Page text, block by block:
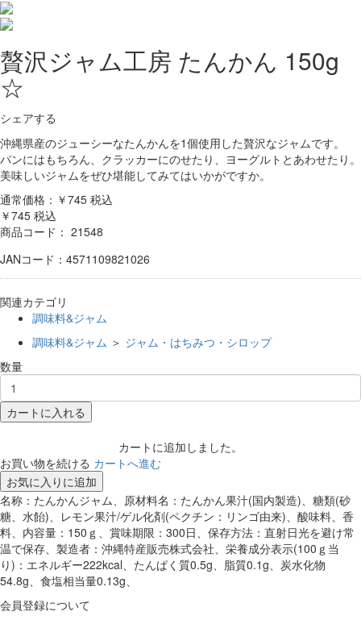
贅沢ジャム工房 たんかん 150g
☆
シェアする
沖縄県産のジューシーなたんかんを1個使用した贅沢なジャムです。
パンにはもちろん、クラッカーにのせたり、ヨーグルトとあわせたり。
美味しいジャムをぜひ堪能してみてはいかがですか。
通常価格：￥745 税込
￥745 税込
商品コード： 21548
JANコード：4571109821026
関連カテゴリ
調味料&ジャム
調味料&ジャム ＞ ジャム・はちみつ・シロップ
数量
カートに入れる
カートに追加しました。
お買い物を続ける カートへ進む
お気に入りに追加
名称：たんかんジャム、原材料名：たんかん果汁(国内製造)、糖類(砂
糖、水飴)、レモン果汁/ゲル化剤(ペクチン：リンゴ由来)、酸味料、香
料、内容量：150ｇ、賞味期限：300日、保存方法：直射日光を避け常
温で保存、製造者：沖縄特産販売株式会社、栄養成分表示(100ｇ当
り)：エネルギー222kcal、たんぱく質0.5g、脂質0.1g、炭水化物
54.8g、食塩相当量0.13g、
会員登録について